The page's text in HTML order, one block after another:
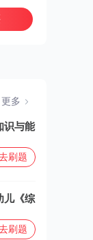
更多
识与能
刷题
儿《综
刷题